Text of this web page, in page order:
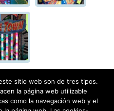
sitio web son de tres tipos.
la página web utilizable
como la navegación web y el